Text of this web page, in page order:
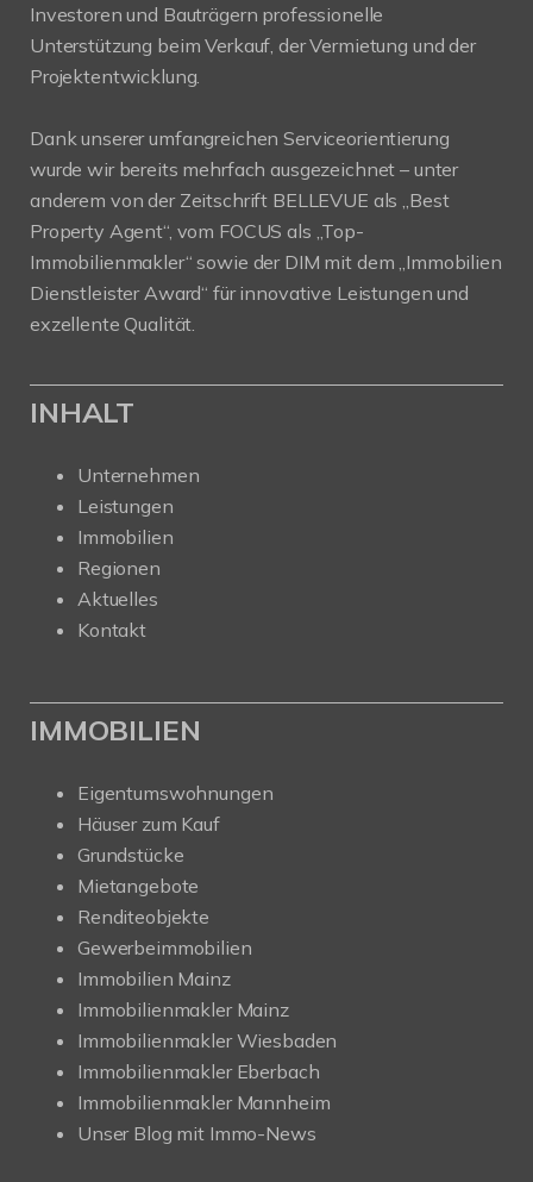
Investoren und Bauträgern professionelle
Unterstützung beim Verkauf, der Vermietung und der
Projektentwicklung.
Dank unserer umfangreichen Serviceorientierung
wurde wir bereits mehrfach ausgezeichnet – unter
anderem von der Zeitschrift BELLEVUE als „Best
Property Agent“, vom FOCUS als „Top-
Immobilienmakler“ sowie der DIM mit dem „Immobilien
Dienstleister Award“ für innovative Leistungen und
exzellente Qualität.
INHALT
Unternehmen
Leistungen
Immobilien
Regionen
Aktuelles
Kontakt
IMMOBILIEN
Eigentumswohnungen
Häuser zum Kauf
Grundstücke
Mietangebote
Renditeobjekte
Gewerbeimmobilien
Immobilien Mainz
Immobilienmakler Mainz
Immobilienmakler Wiesbaden
Immobilienmakler Eberbach
Immobilienmakler Mannheim
Unser Blog mit Immo-News